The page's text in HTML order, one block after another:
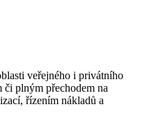
veřejného i privátního
či plným přechodem na
řízením nákladů a